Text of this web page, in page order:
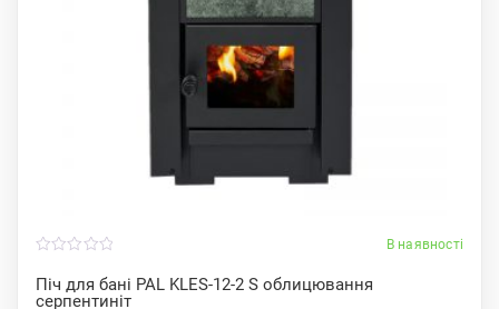
В наявності
Піч для бані PAL KLES-12-2 S облицювання
серпентиніт
o
u
t